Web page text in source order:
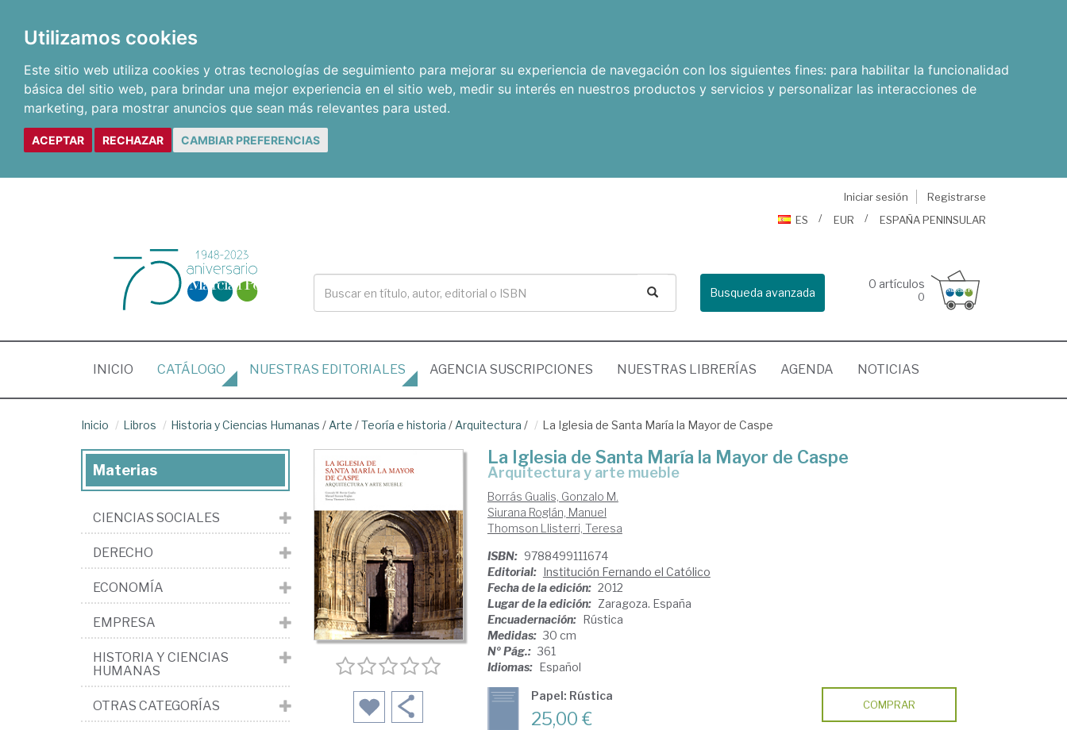
Utilizamos cookies
Este sitio web utiliza cookies y otras tecnologías de seguimiento para mejorar su experiencia de navegación con los siguientes fines: para habilitar la funcionalidad
básica del sitio web, para brindar una mejor experiencia en el sitio web, medir su interés en nuestros productos y servicios y personalizar las interacciones de
marketing, para mostrar anuncios que sean más relevantes para usted.
ACEPTAR RECHAZAR CAMBIAR PREFERENCIAS
Iniciar sesión
Registrarse
ES
EUR ESPAÑA PENINSULAR
Busqueda avanzada
0 artículos
0
INICIO (CURRENT)
CATÁLOGO NUESTRAS EDITORIALES AGENCIA SUSCRIPCIONES NUESTRAS LIBRERÍAS AGENDA NOTICIAS
Inicio Libros Historia y Ciencias Humanas / Arte /Teoría e historia / Arquitectura / La Iglesia de Santa María la Mayor de Caspe
La Iglesia de Santa María la Mayor de Caspe
arquitectura y arte mueble
Borrás Gualis, Gonzalo M.
Siurana Roglán, Manuel
Thomson Llisterri, Teresa
ISBN: 9788499111674
Editorial: Institución Fernando el Católico
Fecha de la edición: 2012
Lugar de la edición: Zaragoza. España
Encuadernación: Rústica
Medidas: 30 cm
Nº Pág.: 361
Idiomas: Español
Papel: Rústica
25,00 €
COMPRAR
Materias
CIENCIAS SOCIALES
DERECHO
ECONOMÍA
EMPRESA
HISTORIA Y CIENCIAS
HUMANAS
OTRAS CATEGORÍAS